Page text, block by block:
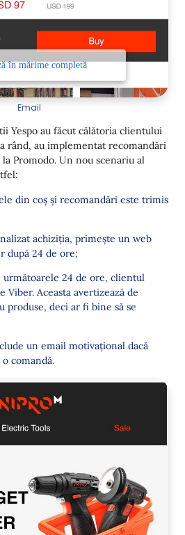
Email
Yespo au făcut călătoria clientului
rând, au implementat recomandări
Promodo. Un nou scenariu al
din coș și recomandări este trimis
achiziția, primește un web
după 24 de ore;
următoarele 24 de ore, clientul
Aceasta avertizează de
produse, deci ar fi bine să se
un email motivațional dacă
comandă.